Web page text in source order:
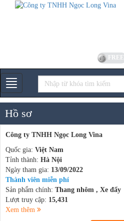
FREE
Gian hàng
Hồ sơ
Công ty TNHH Ngọc Long Vina
Quốc gia: Việt Nam
Tỉnh thành: Hà Nội
Ngày tham gia: 13/09/2022
Thành viên miễn phí
Sản phẩm chính: Thang nhôm , Xe đẩy
Lượt truy cập: 15,431
Xem thêm